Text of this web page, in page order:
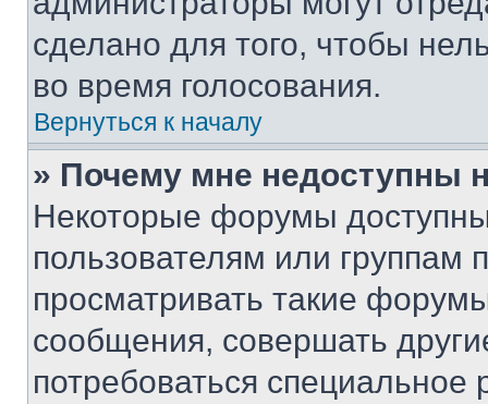
сделано для того, чтобы
во время голосования.
Вернуться к началу
» Почему мне недоступны
Некоторые форумы
пользователям или группам
просматривать такие
сообщения, совершать
потребоваться